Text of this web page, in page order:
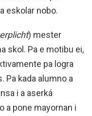
eskolar nobo.
) mester
skol. Pa e motibu ei,
pa logra
Pa kada alumno a
i a aserká
a pone mayornan i